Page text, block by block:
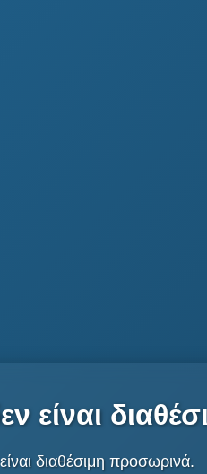
είναι
διαθέσιμη προσωρινά.